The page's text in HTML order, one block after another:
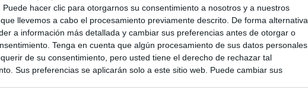
Puede hacer clic para otorgarnos su consentimiento a nosotros y a nuestros
llevemos a cabo el procesamiento previamente descrito. De forma alternativa,
a información más detallada y cambiar sus preferencias antes de otorgar o
Tenga en cuenta que algún procesamiento de sus datos personales
de su consentimiento, pero usted tiene el derecho de rechazar tal
Sus preferencias se aplicarán solo a este sitio web. Puede cambiar sus